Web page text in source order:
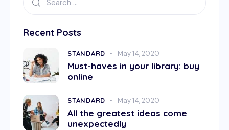
Recent Posts
STANDARD May 14, 2020
Must-haves in your library: buy
online
STANDARD May 14, 2020
All the greatest ideas come
unexpectedly